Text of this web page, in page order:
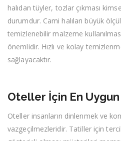
halıdan tüyler, tozlar çıkması
durumdur. Cami halıları büyük
temizlenebilir malzeme
önemlidir. Hızlı ve kolay
sağlayacaktır.
Oteller İçin En
Oteller insanların dinlenmek ve
vazgeçilmezleridir. Tatiller için